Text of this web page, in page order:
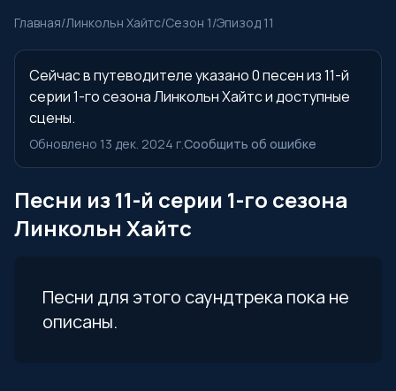
Главная/Линкольн Хайтс/Сезон 1/Эпизод 11
Сейчас в путеводителе указано 0 песен из 11-й
серии 1-го сезона Линкольн Хайтс и доступные
сцены.
Обновлено 13 дек. 2024 г.Сообщить об ошибке
Песни из 11-й серии 1-го сезона
Линкольн Хайтс
Песни для этого саундтрека пока не
описаны.